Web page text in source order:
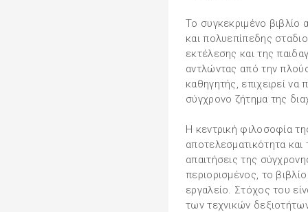
Το συγκεκριμένο βιβλίο
και πολυεπίπεδης
εκτέλεσης και της
αντλώντας από την
καθηγητής, επιχειρεί
σύγχρονο ζήτημα της
Η κεντρική φιλοσοφία
αποτελεσματικότητα και
απαιτήσεις της
περιορισμένος, το
εργαλείο. Στόχος του
των τεχνικών